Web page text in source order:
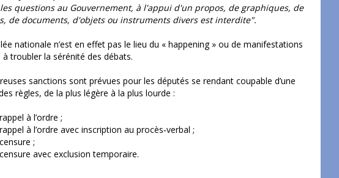
questions au Gouvernement, à l'appui d'un propos, de graphiques, de
de documents, d'objets ou instruments divers est interdite".
nationale n’est en effet pas le lieu du « happening » ou de manifestations
troubler la sérénité des débats.
sanctions sont prévues pour les députés se rendant coupable d’une
règles, de la plus légère à la plus lourde :
à l’ordre ;
à l’ordre avec inscription au procès‑verbal ;
;
avec exclusion temporaire.